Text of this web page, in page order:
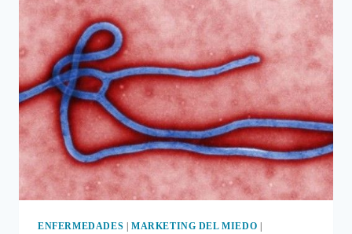
DE
LA
VACUNA
CONTRA
EL
ÉBOLA
DE
GLAXOSMITHKLINE
ENFERMEDADES MARKETING DEL MIEDO